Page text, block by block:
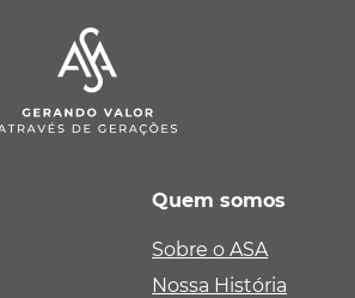
Quem somos
Sobre o ASA
Nossa História